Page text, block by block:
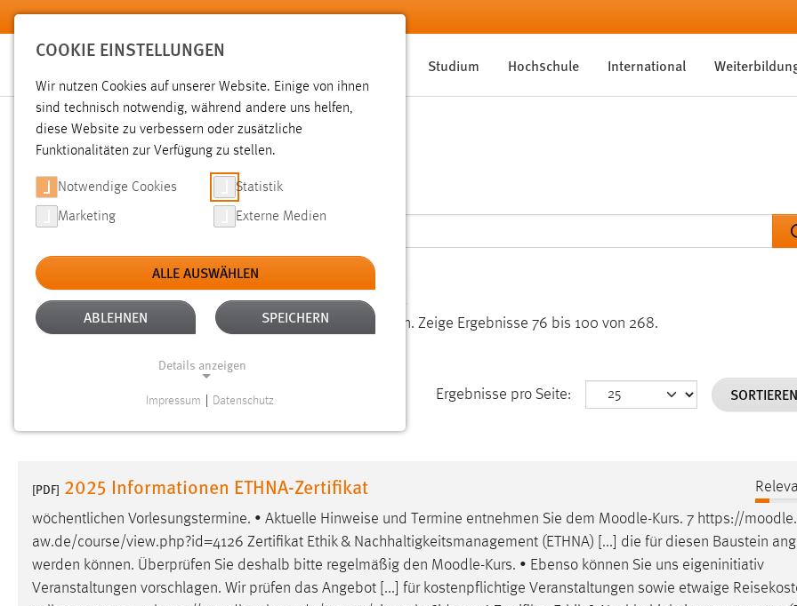
Zum Hauptinhalt springen
Studium Hochschule International
SUCHE
Aktive Filter: TYP: DATEIEN ALLE FILTER ENTFERNEN
Gesucht nach "moodle". Es wurden 268 Ergebnisse gefunden. Zeige Ergebnisse 76 bis 100 von 268.
Ergebnisse pro Seite:
[PDF] 2025 Informationen ETHNA-Zertifikat
wöchentlichen Vorlesungstermine. • Aktuelle Hinweise und Termine entnehmen Sie dem Moodle-Kurs. 7 https://moodle
aw.de/course/view.php?id=4126 Zertifikat Ethik & Nachhaltigkeitsmanagement (ETHNA) [...] die für diesen Baustein
werden können. Überprüfen Sie deshalb bitte regelmäßig den Moodle-Kurs. • Ebenso können Sie uns eigeninitiativ
Veranstaltungen vorschlagen. Wir prüfen das Angebot [...] für kostenpflichtige Veranstaltungen sowie etwaige
COOKIE EINSTELLUNGEN
Wir nutzen Cookies auf unserer Website. Einige von ihnen
sind technisch notwendig, während andere uns helfen,
diese Website zu verbessern oder zusätzliche
Funktionalitäten zur Verfügung zu stellen.
Notwendige Cookies Statistik
Marketing Externe Medien
ALLE AUSWÄHLEN
ABLEHNEN SPEICHERN
Details anzeigen
Website erforderlich.
Einverständnis
Name: cookie_consent
Dieser Cookie speichert die
Impressum Datenschutz